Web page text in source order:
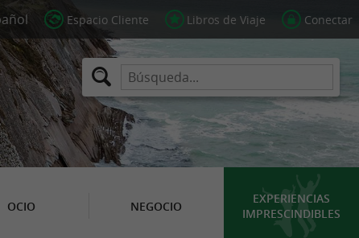
Espacio Cliente Libros de Viaje Conectar
OCIO NEGOCIO
EXPERIENCIAS
IMPRESCINDIBLES